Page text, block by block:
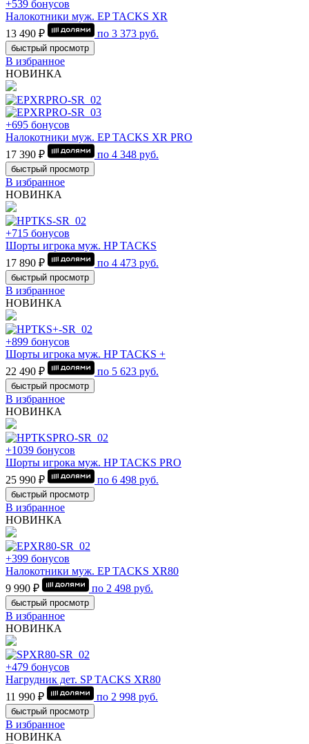
+539 бонусов
Налокотники муж. EP TACKS XR
13 490 ₽
по 3 373 руб.
быстрый просмотр
В избранное
НОВИНКА
+695 бонусов
Налокотники муж. EP TACKS XR PRO
17 390 ₽
по 4 348 руб.
быстрый просмотр
В избранное
НОВИНКА
+715 бонусов
Шорты игрока муж. HP TACKS
17 890 ₽
по 4 473 руб.
быстрый просмотр
В избранное
НОВИНКА
+899 бонусов
Шорты игрока муж. HP TACKS +
22 490 ₽
по 5 623 руб.
быстрый просмотр
В избранное
НОВИНКА
+1039 бонусов
Шорты игрока муж. HP TACKS PRO
25 990 ₽
по 6 498 руб.
быстрый просмотр
В избранное
НОВИНКА
+399 бонусов
Налокотники муж. EP TACKS XR80
9 990 ₽
по 2 498 руб.
быстрый просмотр
В избранное
НОВИНКА
+479 бонусов
Нагрудник дет. SP TACKS XR80
11 990 ₽
по 2 998 руб.
быстрый просмотр
В избранное
НОВИНКА